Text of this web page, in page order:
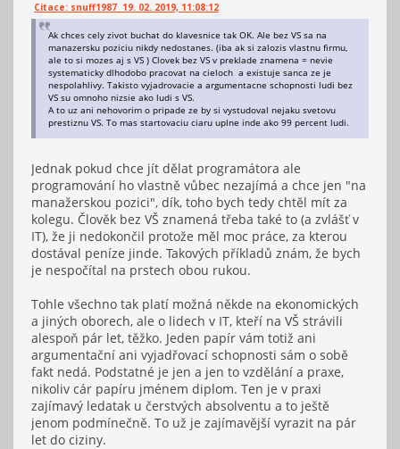
Citace: snuff1987 19. 02. 2019, 11:08:12
Ak chces cely zivot buchat do klavesnice tak OK. Ale bez VS sa na
manazersku poziciu nikdy nedostanes. (iba ak si zalozis vlastnu firmu,
ale to si mozes aj s VS ) Clovek bez VS v preklade znamena = nevie
systematicky dlhodobo pracovat na cieloch a existuje sanca ze je
nespolahlivy. Takisto vyjadrovacie a argumentacne schopnosti ludi bez
VS su omnoho nizsie ako ludi s VS.
A to uz ani nehovorim o pripade ze by si vystudoval nejaku svetovu
prestiznu VS. To mas startovaciu ciaru uplne inde ako 99 percent ludi.
Jednak pokud chce jít dělat programátora ale
programování ho vlastně vůbec nezajímá a chce jen "na
manažerskou pozici", dík, toho bych tedy chtěl mít za
kolegu. Člověk bez VŠ znamená třeba také to (a zvlášť v
IT), že ji nedokončil protože měl moc práce, za kterou
dostával peníze jinde. Takových příkladů znám, že bych
je nespočítal na prstech obou rukou.
Tohle všechno tak platí možná někde na ekonomických
a jiných oborech, ale o lidech v IT, kteří na VŠ strávili
alespoň pár let, těžko. Jeden papír vám totiž ani
argumentační ani vyjadřovací schopnosti sám o sobě
fakt nedá. Podstatné je jen a jen to vzdělání a praxe,
nikoliv cár papíru jménem diplom. Ten je v praxi
zajímavý ledatak u čerstvých absolventu a to ještě
jenom podmínečně. To už je zajímavější vyrazit na pár
let do ciziny.